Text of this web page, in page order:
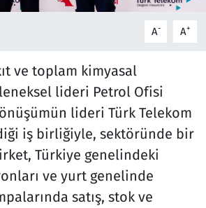
A- A+
ve toplam kimyasal
lideri Petrol Ofisi
lideri Türk Telekom
iş birliğiyle, sektöründe bir
Türkiye genelindeki
ve yurt genelinde
satış, stok ve